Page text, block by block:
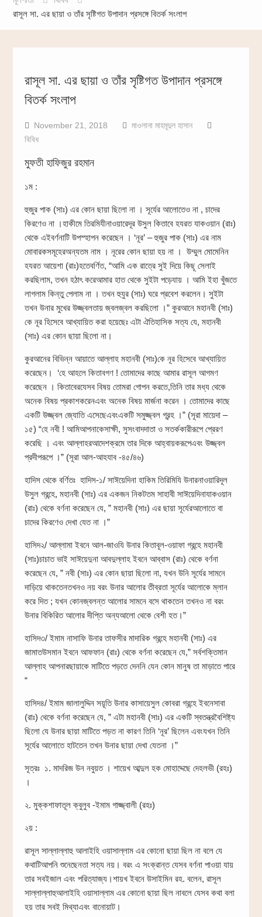
রাসূল সা. এর ছায়া ও তাঁর সৃষ্টিগত উপাদান প্রসঙ্গে বিতর্ক সংলাপ
রাসূল সা. এর ছায়া ও তাঁর সৃষ্টিগত উপাদান প্রসঙ্গে
বিতর্ক সংলাপ
November 21, 2018
মাওলানা মাহমূদুল হাসান
বিবিধ
মুফতী হাফিজুর রহমান
১ম :
হুজুর পাক (সাঃ) এর কোন ছায়া ছিলো না । সূর্যের আলোতেও না , চাদের
কিরণেও না ।হাকীমে তিরমিযীনাওয়ারেদূর উসুল কিতাবে হযরত যাকওয়ান (রাঃ)
থেকে এইবর্ণনাটি উপস্হাপন করেছেন । ‘নূর’ – হুজুর পাক (সাঃ) এর নাম
মোবারকসমূহেরঅন্যতম নাম । নূরের কোন ছায়া হয় না । উম্মুল মোমেনিন
হযরত আয়েশা (রাঃ)হতেবর্ণিত, “আমি এক রাত্রে সুই দিয়ে কিছূ সেলাই
করছিলাম, তখন হঠাৎ করেআমার হাত থেকে সুইটা পড়েযায় । আমি ইহা খুঁজতে
লাগলাম কিন্তু পেলাম না । তখন হুযুর (সাঃ) ঘরে প্রবেশ করলেন। সুইটা
তখন উনার মুখের উজ্জ্বলতায় জ্বলজ্বল করছিলো ।” কুরআনে মহানবী (সাঃ)
কে নূর হিসেবে আখ্যায়িত করা হয়েছেঃ এটা ঐতিহাসিক সত্য যে, মহানবী
(সাঃ) এর কোন ছায়া ছিলো না।
কুরআনের বিভিন্ন আয়াতে আল্লাহ মহানবী (সাঃ)কে নূর হিসেবে আখ্যায়িত
করেছেন। ‘হে আহলে কিতাবগণ ! তোমাদের কাছে আমার রাসূল আগমণ
করেছেন । কিতাবেরযেসব বিষয় তোমরা গোপন করতে,তিনি তার মধ্য থেকে
অনেক বিষয় প্রকাশকরেনএবং অনেক বিষয় মার্জনা করেন । তোমাদের কাছে
একটি উজ্জ্বল জ্যোতি এসেছেএবংএকটি সমুজ্জ্বল গ্রন্হ ।” (সূরা মায়েদা –
১৫) “হে নবী ! আমিআপনাকেসাক্ষী, সুসংবাদদাতা ও সতর্ককারীরূপে প্রেরণ
করেছি । এবং আল্লাহরআদেশক্রমে তার দিকে আহ্বায়করূপেএবং উজ্জ্বল
প্রদীপরূপে ।” (সূরা আল-আহযাব -৪৫/৪৬)
হাদিস থেকে বর্ণিতঃ হাদিস-১/ সাঈয়েদিনা হাকিম তিরিমিযি উনারনাওয়ারিদূল
উসুল গ্রন্হে, মহানবী (সাঃ) এর একজন নিকটতম সাহাবী সাঈয়েদিনাযাকওয়ান
(রাঃ) থেকে বর্ণনা করেছেন যে, ” মহানবী (সাঃ) এর ছায়া সূর্যেরআলোতে বা
চাদের কিরণেও দেখা যেত না ।”
হাসিদ২/ আল্লামা ইবনে আল-জাওযি উনার কিতাবূল-ওয়াফা গ্রন্হে মহানবী
(সাঃ)চাচাত ভাই সাঈয়েদুনা আবদুল্লাহ ইবনে আব্বাস (রাঃ) থেকে বর্ণনা
করেছেন যে, ” নবী (সাঃ) এর কোন ছায়া ছিলো না, যখন উনি সূর্যের সামনে
দাড়িয়ে থাকতেনতখনও নয় বরং উনার আলোর তীব্রতা সূর্যের আলোকে ম্লান
করে দিত ; যখন কোনজ্বলন্ত আলোর সামনে বসে থাকতেন তখনও না বরং
উনার বিকিরিত আলোর দীপ্তি অন্যআলো থেকে বেশী হত।”
হাসিদ৩/ ইমাম নাসাফি উনার তাফসীর মাদারিক গ্রন্হে মহানবী (সাঃ) এর
জামাতউসমান ইবনে আফফান (রাঃ) থেকে বর্ণনা করেছেন যে,” সর্বশক্তিমান
আল্লাহ আপনারছায়াকে মাটিতে পড়তে দেননি যেন কোন মানুষ তা মাড়াতে পারে
“
হাসিদ৪/ ইমাম জালালুদ্দিন সয়ূতি উনার কাসায়েসুল কোবরা গ্রন্হে ইবনেসাবা
(রাঃ) থেকে বর্ণনা করেছেন যে, ” এটা মহানবী (সাঃ) এর একটি স্বতন্ত্রবৈশিষ্ট্য
ছিলো যে উনার ছায়া মাটিতে পড়ত না কারণ তিনি ‘নূর’ ছিলেন এবংযখন তিনি
সূর্যের আলোতে হাটতেন তখন উনার ছায়া দেখা যেতনা ।”
সূত্রঃ ১. মাদরিজ উন নবুয়ত । শায়েখ আব্দুল হক মোহাদ্দেছে দেহলভী (রহঃ)
।
২. মুক্কশাফাতূল ক্বুলুব -ইমাম গাজ্জ্বালী (রহঃ)
২য় :
রাসূল সাল্লাল্লাহু আলাইহি ওয়াসাল্লাম এর কোনো ছায়া ছিল না বলে যে
কথাটিআপনি শুনেছেনতা সত্য নয়। বরং এ সংক্রান্ত যেসব বর্ণনা পাওয়া যায়
তার সবইজাল এবং পরিত্যাজ্য।শায়খ ইবনে উসাইমিন রহ. বলেন, রাসূল
সাল্লাল্লাহুআলাইহি ওয়াসাল্লাম এর কোনো ছায়া ছিল নাবলে যেসব কথা বলা
হয় তার সবই মিথ্যাএবং বানোয়াট।